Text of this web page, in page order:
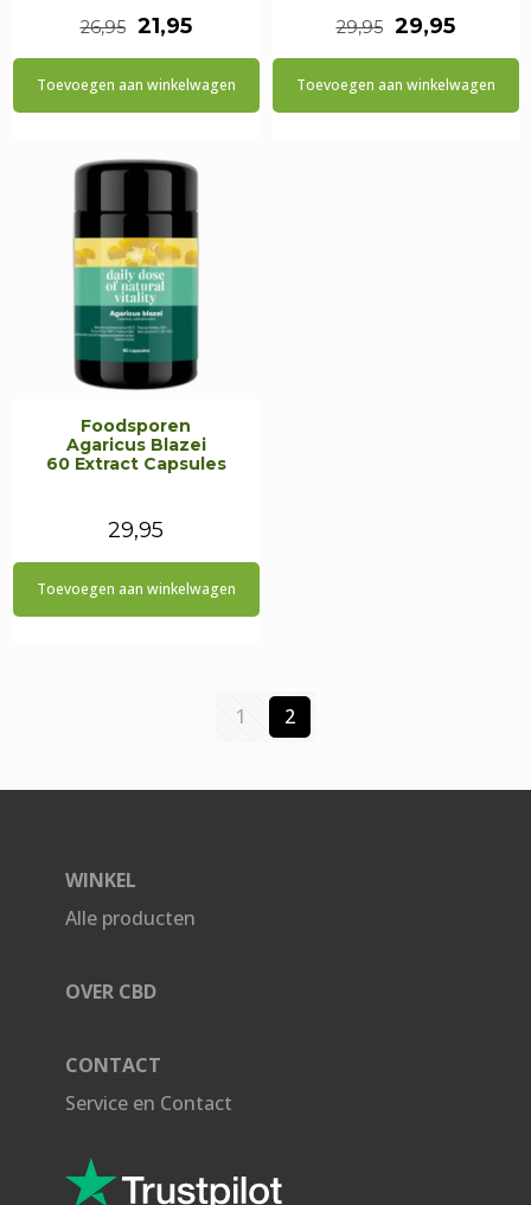
26,95 Oorspronkelijke
prijs
21,95Huidige
prijs
Toevoegen aan winkelwagen
29,95
prijs
29,95
prijs
is:
Toevoegen aan winkelwagen
Foodsporen
Agaricus Blazei
60 Extract Capsules
29,95
Toevoegen aan winkelwagen
1 2
WINKEL
Alle producten
OVER CBD
CONTACT
Service en Contact